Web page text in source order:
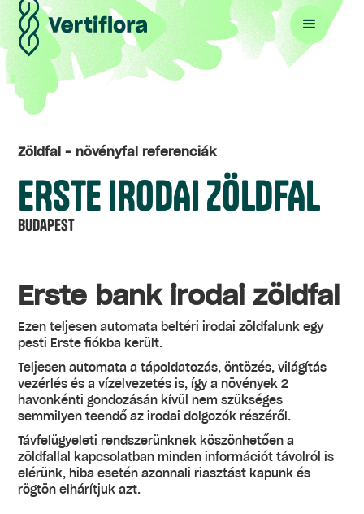
Zöldfal - növényfal referenciák
ERSTE IRODAI ZÖLDFAL
Budapest
Erste bank irodai zöldfal
Ezen teljesen automata beltéri irodai zöldfalunk egy
pesti Erste fiókba került.
Teljesen automata a tápoldatozás, öntözés, világítás
vezérlés és a vízelvezetés is, így a növények 2
havonkénti gondozásán kívül nem szükséges
semmilyen teendő az irodai dolgozók részéről.
Távfelügyeleti rendszerünknek köszönhetően a
zöldfallal kapcsolatban minden információt távolról is
elérünk, hiba esetén azonnali riasztást kapunk és
rögtön elhárítjuk azt.